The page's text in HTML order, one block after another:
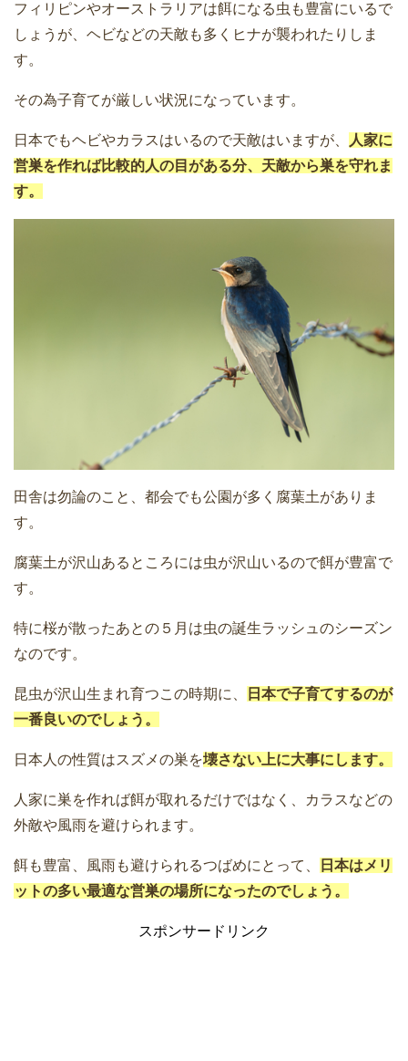
フィリピンやオーストラリアは餌になる虫も豊富にいるで
しょうが、ヘビなどの天敵も多くヒナが襲われたりしま
す。
その為子育てが厳しい状況になっています。
日本でもヘビやカラスはいるので天敵はいますが、
人家に
営巣を作れば比較的人の目がある分、天敵から巣を守れま
す。
田舎は勿論のこと、都会でも公園が多く腐葉土がありま
す。
腐葉土が沢山あるところには虫が沢山いるので餌が豊富で
す。
特に桜が散ったあとの５月は虫の誕生ラッシュのシーズン
なのです。
昆虫が沢山生まれ育つこの時期に、
日本で子育てするのが
一番良いのでしょう。
日本人の性質はスズメの巣を壊さない上に大事にします。
人家に巣を作れば餌が取れるだけではなく、カラスなどの
外敵や風雨を避けられます。
餌も豊富、風雨も避けられるつばめにとって、
日本はメリ
ットの多い最適な営巣の場所になったのでしょう。
スポンサードリンク